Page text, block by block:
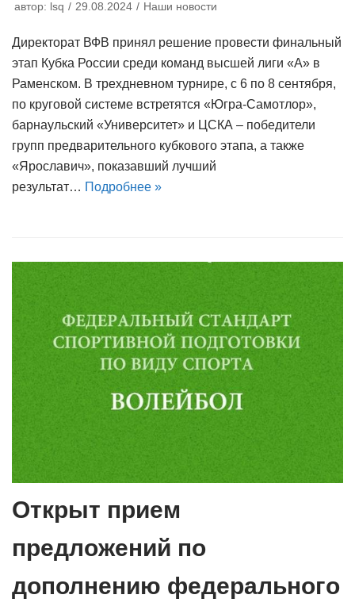
автор: lsq 29.08.2024 Наши новости
Директорат ВФВ принял решение провести финальный
этап Кубка России среди команд высшей лиги «А» в
Раменском. В трехдневном турнире, с 6 по 8 сентября,
по круговой системе встретятся «Югра-Самотлор»,
барнаульский «Университет» и ЦСКА – победители
групп предварительного кубкового этапа, а также
«Ярославич», показавший лучший
результат… Подробнее »
Открыт прием
предложений по
дополнению федерального